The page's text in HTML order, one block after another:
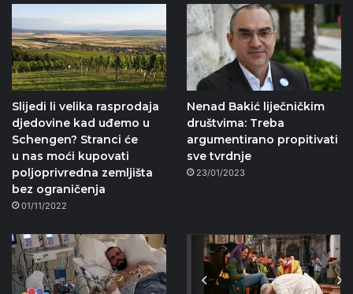
Slijedi li velika rasprodaja
djedovine kad uđemo u
Schengen? Stranci će
u nas moći kupovati
poljoprivredna zemljišta
bez ograničenja
01/11/2022
Nenad Bakić liječničkim
društvima: Treba
argumentirano propitivati
sve tvrdnje
23/01/2023